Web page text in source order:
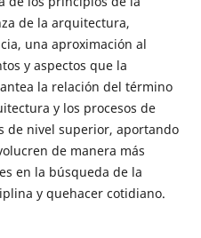
de la arquitectura,
una aproximación al
y aspectos que la
la relación del término
y los procesos de
de nivel superior, aportando
de manera más
en la búsqueda de la
y quehacer cotidiano.